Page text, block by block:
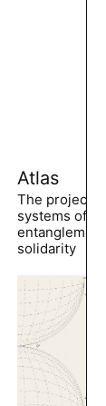
Atlas
The project
systems of
solidarity